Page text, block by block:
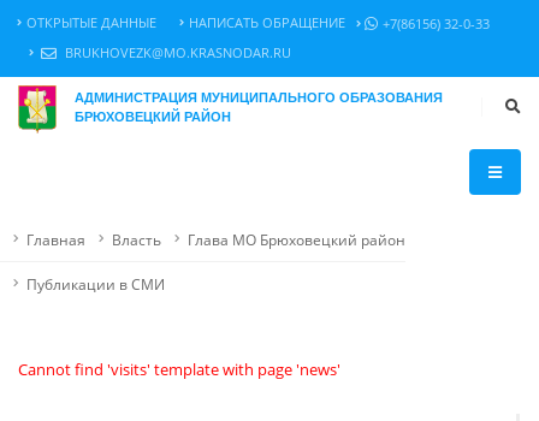
ОТКРЫТЫЕ ДАННЫЕ НАПИСАТЬ ОБРАЩЕНИЕ
+7(86156) 32-0-33
BRUKHOVEZK@MO.KRASNODAR.RU
АДМИНИСТРАЦИЯ МУНИЦИПАЛЬНОГО ОБРАЗОВАНИЯ
БРЮХОВЕЦКИЙ РАЙОН
Главная Власть Глава МО Брюховецкий район
Публикации в СМИ
Cannot find 'visits' template with page 'news'